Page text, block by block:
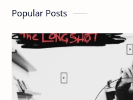
Popular Posts